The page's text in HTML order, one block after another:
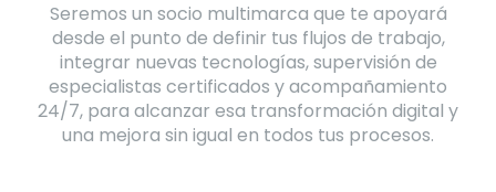
Seremos un socio multimarca que te apoyará
desde el punto de definir tus flujos de trabajo,
integrar nuevas tecnologías, supervisión de
especialistas certificados y acompañamiento
24/7, para alcanzar esa transformación digital y
una mejora sin igual en todos tus procesos.